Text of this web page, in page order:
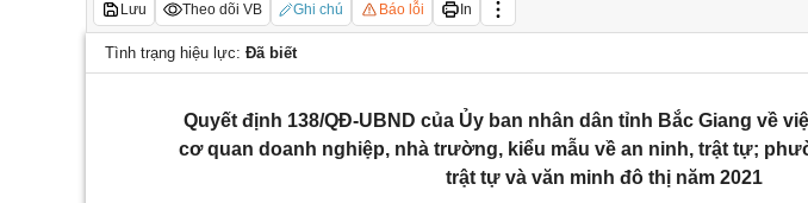
Lưu Theo dõi VB Ghi chú Báo lỗi In
Tình trạng hiệu lực: Đã biết
Quyết định 138/QĐ-UBND của Ủy ban nhân dân tỉnh Bắc Giang về
cơ quan doanh nghiệp, nhà trường, kiểu mẫu về an ninh, trật tự;
trật tự và văn minh đô thị năm 2021